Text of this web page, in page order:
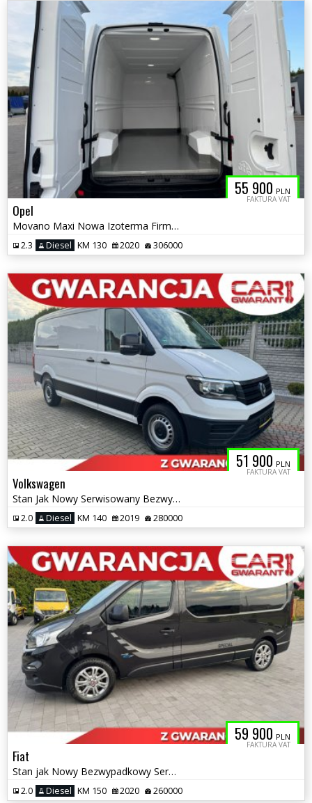
55 900 PLN
FAKTURA VAT
Opel
Movano Maxi Nowa Izoterma Firmy Carpol
2.3 Diesel KM 130 2020 306000
51 900 PLN
FAKTURA VAT
Volkswagen
Stan Jak Nowy Serwisowany Bezwypadkowy
2.0 Diesel KM 140 2019 280000
59 900 PLN
FAKTURA VAT
Fiat
Stan jak Nowy Bezwypadkowy Serwisowany
2.0 Diesel KM 150 2020 260000